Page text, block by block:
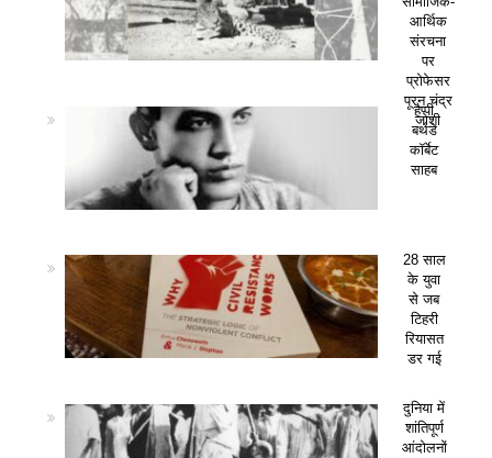
आर्थिक
संरचना
पर
प्रोफेसर
पूरन चंद्र
जोशी
हैप्पी
बर्थडे
कॉर्बेट
साहब
28 साल
के युवा
से जब
टिहरी
रियासत
डर गई
दुनिया में
शांतिपूर्ण
आंदोलनों